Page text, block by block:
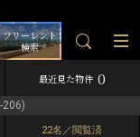
フリーレント
検索
最近見た物件 0
206)
22名／閲覧済